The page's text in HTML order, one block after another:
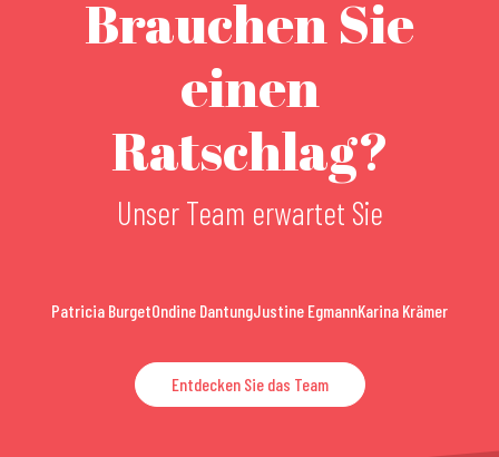
Brauchen Sie
einen
Ratschlag?
Unser Team erwartet Sie
Patricia BurgetOndine DantungJustine EgmannKarina Krämer
Entdecken Sie das Team